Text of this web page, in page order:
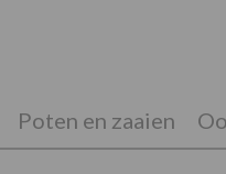
Poten en zaaien